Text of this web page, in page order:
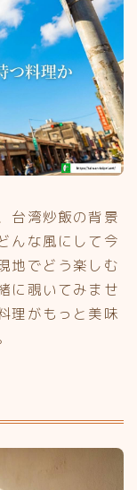
台湾炒飯の背景
んな風にして今
地でどう楽しむ
に覗いてみませ
理がもっと美味